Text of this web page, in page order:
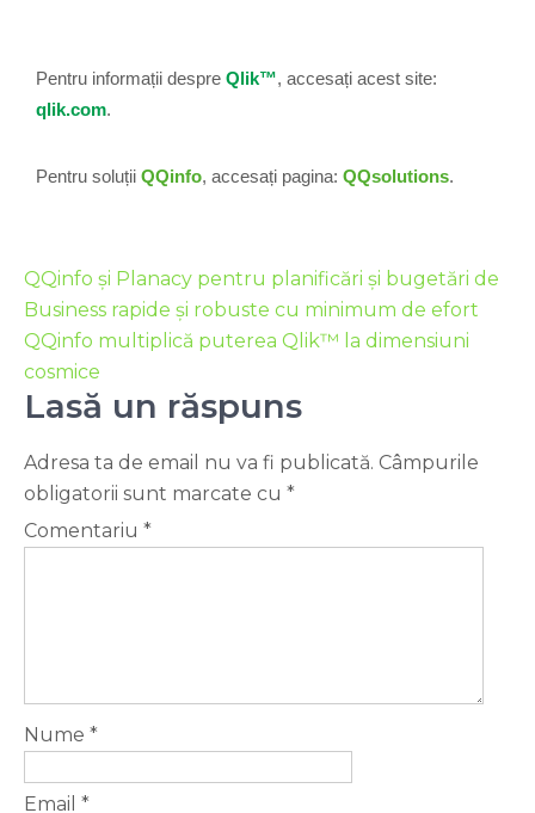
Pentru informații despre Qlik™, accesați acest site:
qlik.com.
Pentru soluții QQinfo, accesați pagina: QQsolutions.
QQinfo și Planacy pentru planificări și bugetări de
Business rapide și robuste cu minimum de efort
QQinfo multiplică puterea Qlik™ la dimensiuni
cosmice
Lasă un răspuns
Adresa ta de email nu va fi publicată. Câmpurile
obligatorii sunt marcate cu *
Comentariu *
Nume *
Email *